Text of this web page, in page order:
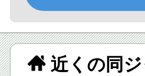
近くの同